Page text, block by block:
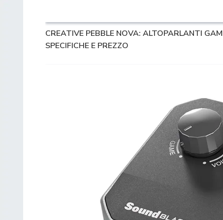
CREATIVE PEBBLE NOVA: ALTOPARLANTI
SPECIFICHE E PREZZO